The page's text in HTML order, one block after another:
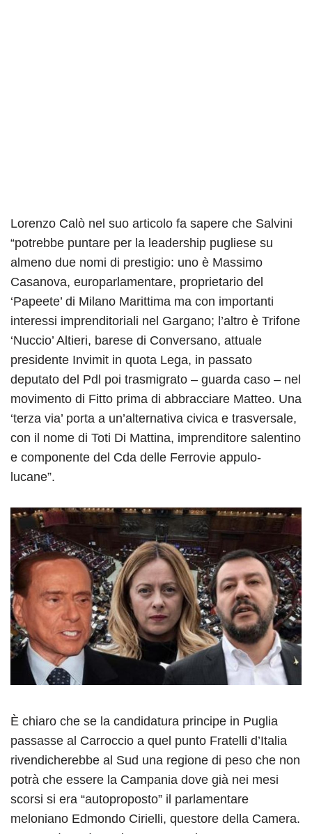
Lorenzo Calò nel suo articolo fa sapere che Salvini
“potrebbe puntare per la leadership pugliese su
almeno due nomi di prestigio: uno è Massimo
Casanova, europarlamentare, proprietario del
‘Papeete’ di Milano Marittima ma con importanti
interessi imprenditoriali nel Gargano; l’altro è Trifone
‘Nuccio’ Altieri, barese di Conversano, attuale
presidente Invimit in quota Lega, in passato
deputato del Pdl poi trasmigrato – guarda caso – nel
movimento di Fitto prima di abbracciare Matteo. Una
‘terza via’ porta a un’alternativa civica e trasversale,
con il nome di Toti Di Mattina, imprenditore salentino
e componente del Cda delle Ferrovie appulo-
lucane”.
È chiaro che se la candidatura principe in Puglia
passasse al Carroccio a quel punto Fratelli d’Italia
rivendicherebbe al Sud una regione di peso che non
potrà che essere la Campania dove già nei mesi
scorsi si era “autoproposto” il parlamentare
meloniano Edmondo Cirielli, questore della Camera.